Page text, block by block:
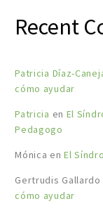
Recent
Patricia Díaz-
cómo ayudar
Patricia en El
Pedagogo
Mónica enEl
Gertrudis Gallardo
cómo ayudar